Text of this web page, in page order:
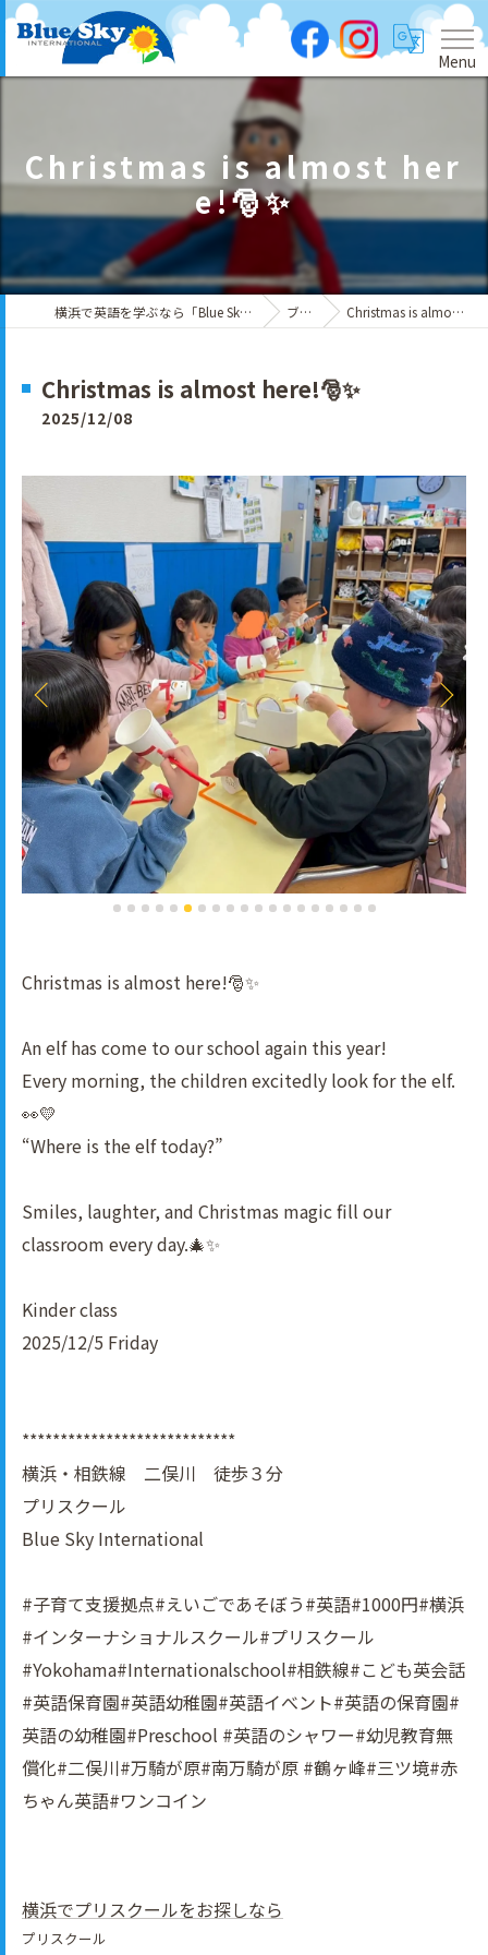
Menu
Christmas is almost her
e!🎅✨
横浜で英語を学ぶなら「Blue Sky International」 ブログ Christmas is almost here!🎅✨
Christmas is almost here!🎅✨
2025/12/08
Christmas is almost here!🎅✨
An elf has come to our school again this year!
Every morning, the children excitedly look for the elf.
👀💛
“Where is the elf today?”
Smiles, laughter, and Christmas magic fill our
classroom every day.🎄✨
Kinder class
2025/12/5 Friday
****************************
横浜・相鉄線 二俣川 徒歩３分
プリスクール
Blue Sky International
#子育て支援拠点#えいごであそぼう#英語#1000円#横浜
#インターナショナルスクール#プリスクール
#Yokohama#Internationalschool#相鉄線#こども英会話
#英語保育園#英語幼稚園#英語イべント#英語の保育園#
英語の幼稚園#Preschool #英語のシャワー#幼児教育無
償化#二俣川#万騎が原#南万騎が原 #鶴ヶ峰#三ツ境#赤
ちゃん英語#ワンコイン
横浜でプリスクールをお探しなら
プリスクール